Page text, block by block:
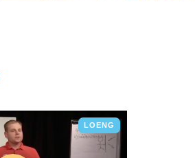
LOENG